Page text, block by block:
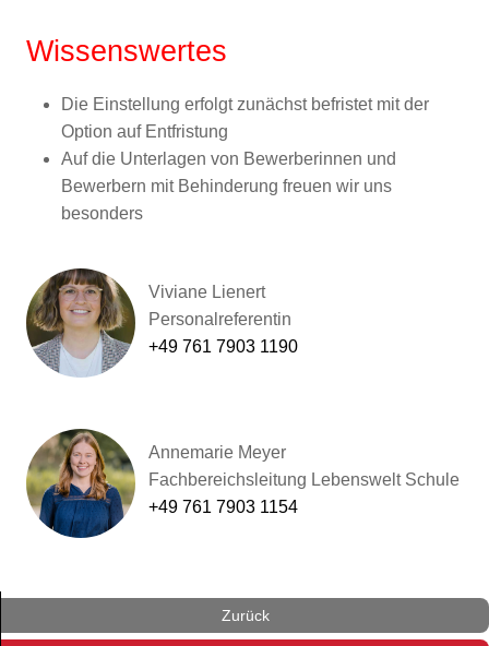
Wissenswertes
Die Einstellung erfolgt zunächst befristet mit der
Option auf Entfristung
Auf die Unterlagen von Bewerberinnen und
Bewerbern mit Behinderung freuen wir uns
besonders
Viviane Lienert
Personalreferentin
+49 761 7903 1190
Annemarie Meyer
Fachbereichsleitung Lebenswelt Schule
+49 761 7903 1154
Zurück